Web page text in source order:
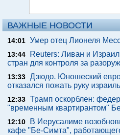
ВАЖНЫЕ НОВОСТИ
14:01 Умер отец Лионеля
13:44
Reuters: Ливан и
стран для контроля за
13:33 Дзюдо. Юношеский
отказался пожать руку
12:33 Трамп оскорблен:
"временным квартирантом"
12:10
В Иерусалиме
кафе "Бе-Симта",